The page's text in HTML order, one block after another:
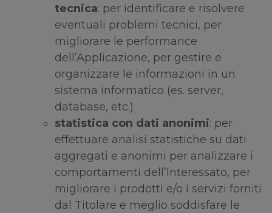
tecnica: per identificare e risolvere
eventuali problemi tecnici, per
migliorare le performance
dell’Applicazione, per gestire e
organizzare le informazioni in un
sistema informatico (es. server,
database, etc.)
statistica con dati anonimi: per
effettuare analisi statistiche su dati
aggregati e anonimi per analizzare i
comportamenti dell’Interessato, per
migliorare i prodotti e/o i servizi forniti
dal Titolare e meglio soddisfare le